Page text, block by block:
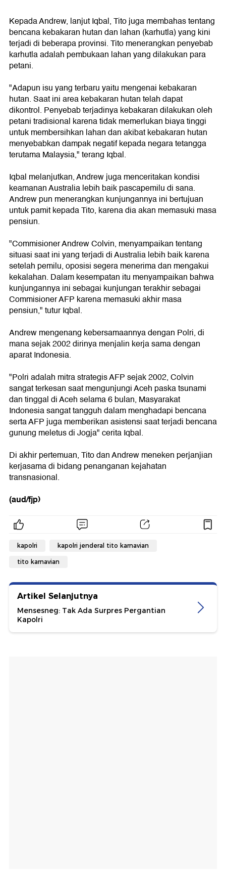
Kepada Andrew, lanjut Iqbal, Tito juga membahas tentang
bencana kebakaran hutan dan lahan (karhutla) yang kini
terjadi di beberapa provinsi. Tito menerangkan penyebab
karhutla adalah pembukaan lahan yang dilakukan para
petani.
"Adapun isu yang terbaru yaitu mengenai kebakaran
hutan. Saat ini area kebakaran hutan telah dapat
dikontrol. Penyebab terjadinya kebakaran dilakukan oleh
petani tradisional karena tidak memerlukan biaya tinggi
untuk membersihkan lahan dan akibat kebakaran hutan
menyebabkan dampak negatif kepada negara tetangga
terutama Malaysia," terang Iqbal.
Iqbal melanjutkan, Andrew juga menceritakan kondisi
keamanan Australia lebih baik pascapemilu di sana.
Andrew pun menerangkan kunjungannya ini bertujuan
untuk pamit kepada Tito, karena dia akan memasuki masa
pensiun.
"Commisioner Andrew Colvin, menyampaikan tentang
situasi saat ini yang terjadi di Australia lebih baik karena
setelah pemilu, oposisi segera menerima dan mengakui
kekalahan. Dalam kesempatan itu menyampaikan bahwa
kunjungannya ini sebagai kunjungan terakhir sebagai
Commisioner AFP karena memasuki akhir masa
pensiun," tutur Iqbal.
Andrew mengenang kebersamaannya dengan Polri, di
mana sejak 2002 dirinya menjalin kerja sama dengan
aparat Indonesia.
"Polri adalah mitra strategis AFP sejak 2002, Colvin
sangat terkesan saat mengunjungi Aceh paska tsunami
dan tinggal di Aceh selama 6 bulan, Masyarakat
Indonesia sangat tangguh dalam menghadapi bencana
serta AFP juga memberikan asistensi saat terjadi bencana
gunung meletus di Jogja" cerita Iqbal.
Di akhir pertemuan, Tito dan Andrew meneken perjanjian
kerjasama di bidang penanganan kejahatan
transnasional.
(aud/fjp)
kapolri kapolri jenderal tito karnavian
tito karnavian
Artikel Selanjutnya
Mensesneg: Tak Ada Surpres Pergantian
Kapolri